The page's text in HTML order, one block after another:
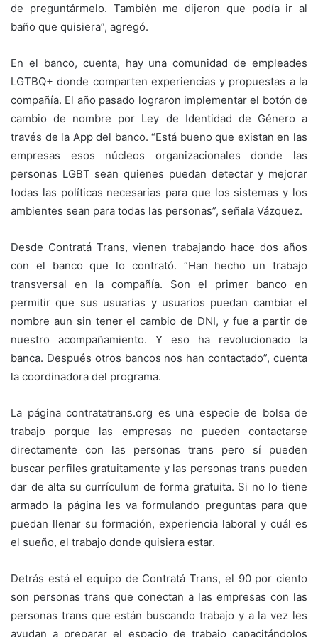
de preguntármelo. También me dijeron que podía ir al
baño que quisiera”, agregó.
En el banco, cuenta, hay una comunidad de empleades
LGTBQ+ donde comparten experiencias y propuestas a la
compañía. El año pasado lograron implementar el botón de
cambio de nombre por Ley de Identidad de Género a
través de la App del banco. “Está bueno que existan en las
empresas esos núcleos organizacionales donde las
personas LGBT sean quienes puedan detectar y mejorar
todas las políticas necesarias para que los sistemas y los
ambientes sean para todas las personas”, señala Vázquez.
Desde Contratá Trans, vienen trabajando hace dos años
con el banco que lo contrató. “Han hecho un trabajo
transversal en la compañía. Son el primer banco en
permitir que sus usuarias y usuarios puedan cambiar el
nombre aun sin tener el cambio de DNI, y fue a partir de
nuestro acompañamiento. Y eso ha revolucionado la
banca. Después otros bancos nos han contactado”, cuenta
la coordinadora del programa.
La página contratatrans.org es una especie de bolsa de
trabajo porque las empresas no pueden contactarse
directamente con las personas trans pero sí pueden
buscar perfiles gratuitamente y las personas trans pueden
dar de alta su currículum de forma gratuita. Si no lo tiene
armado la página les va formulando preguntas para que
puedan llenar su formación, experiencia laboral y cuál es
el sueño, el trabajo donde quisiera estar.
Detrás está el equipo de Contratá Trans, el 90 por ciento
son personas trans que conectan a las empresas con las
personas trans que están buscando trabajo y a la vez les
ayudan a preparar el espacio de trabajo capacitándolos